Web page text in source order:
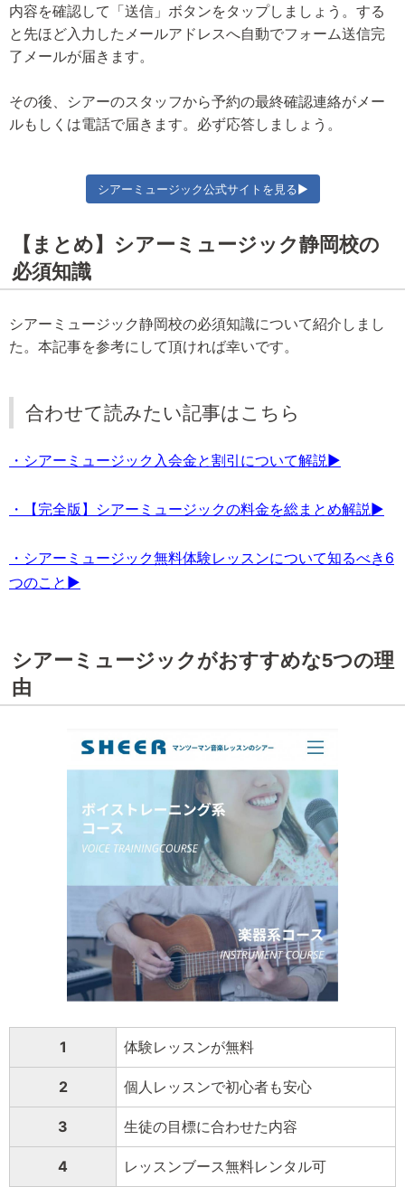
内容を確認して「送信」ボタンをタップしましょう。する
と先ほど入力したメールアドレスへ自動でフォーム送信完
了メールが届きます。
その後、シアーのスタッフから予約の最終確認連絡がメー
ルもしくは電話で届きます。必ず応答しましょう。
シアーミュージック公式サイトを見る▶
【まとめ】シアーミュージック静岡校の
必須知識
シアーミュージック静岡校の必須知識について紹介しまし
た。本記事を参考にして頂ければ幸いです。
合わせて読みたい記事はこちら
・シアーミュージック入会金と割引について解説▶
・【完全版】シアーミュージックの料金を総まとめ解説▶
・シアーミュージック無料体験レッスンについて知るべき6
つのこと▶
シアーミュージックがおすすめな5つの理
由
1 体験レッスンが無料
2 個人レッスンで初心者も安心
3 生徒の目標に合わせた内容
4 レッスンブース無料レンタル可